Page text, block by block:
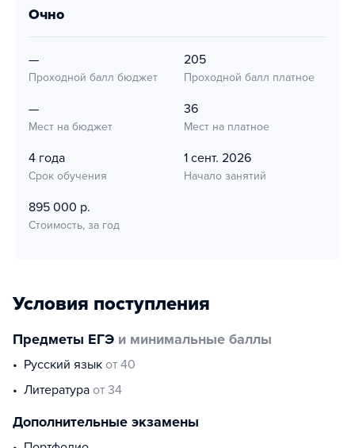
очно
—
Проходной балл бюджет
205
Проходной балл платное
—
Мест на бюджет
36
Мест на платное
4 года
Срок обучения
1 сент. 2026
Начало занятий
895 000 р.
Стоимость, за год
Условия поступления
Предметы ЕГЭ и минимальные баллы
русский язык от 40
литература от 34
Дополнительные экзамены